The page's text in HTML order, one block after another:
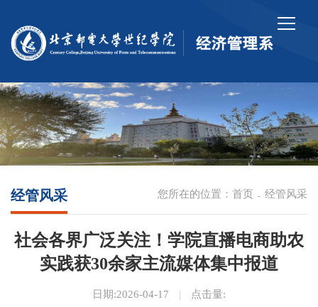
您所在的位置： 首页 - 经管风采
经管风采
社会各界广泛关注！学院直播电商助农
实践获30余家主流媒体集中报道
日期:2026-04-17 | 点击量: